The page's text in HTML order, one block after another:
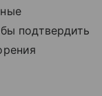
подтвердить